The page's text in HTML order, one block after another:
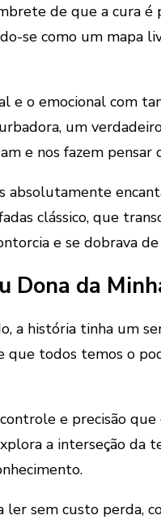
de que a cura
se como um mapa
o emocional com
um
e nos fazem
clássico, que
e se dobrava
Dona da
a história tinha um
todos temos o
e precisão
a interseção
sem custo perda,